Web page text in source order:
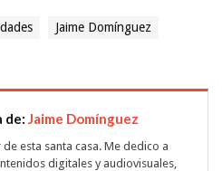
Jaime Domínguez
de: Jaime Domínguez
esta santa casa. Me dedico a
digitales y audiovisuales,